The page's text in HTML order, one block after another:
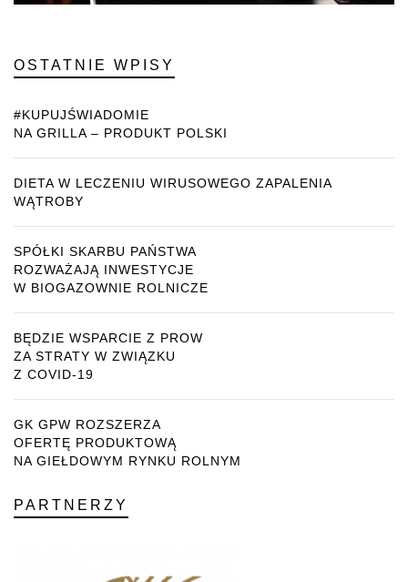
OSTATNIE WPISY
#KUPUJŚWIADOMIE
NA GRILLA – PRODUKT POLSKI
DIETA W LECZENIU WIRUSOWEGO ZAPALENIA
WĄTROBY
SPÓŁKI SKARBU PAŃSTWA
ROZWAŻAJĄ INWESTYCJE
W BIOGAZOWNIE ROLNICZE
BĘDZIE WSPARCIE Z PROW
ZA STRATY W ZWIĄZKU
Z COVID-19
GK GPW ROZSZERZA
OFERTĘ PRODUKTOWĄ
NA GIEŁDOWYM RYNKU ROLNYM
PARTNERZY